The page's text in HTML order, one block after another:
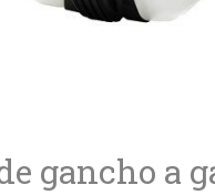
gancho a